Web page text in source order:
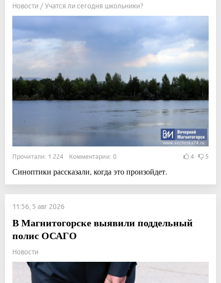
Новости / Учатся ли сегодня школьники?
Прочитали: 1 224 Комментарии: 0 4 5
Синоптики рассказали, когда это произойдет.
11:56, 5 авг 2026
В Магнитогорске выявили поддельный
полис ОСАГО
Новости